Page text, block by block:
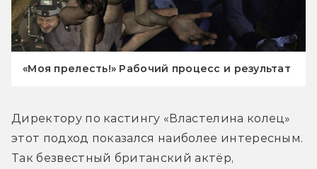
«Моя прелесть!» Рабочий процесс и результат
Директору по кастингу «Властелина колец»
этот подход показался наиболее интересным.
Так безвестный британский актёр,